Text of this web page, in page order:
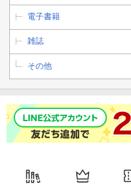
電子書籍
雑誌
その他